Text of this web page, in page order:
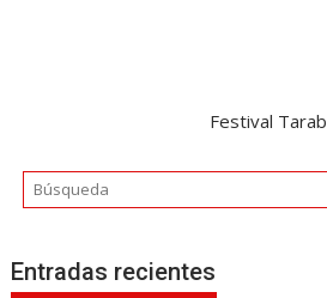
Festival Tarab
Entradas recientes